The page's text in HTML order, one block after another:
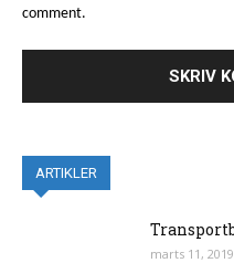
comment.
ARTIKLER
marts 11, 2019